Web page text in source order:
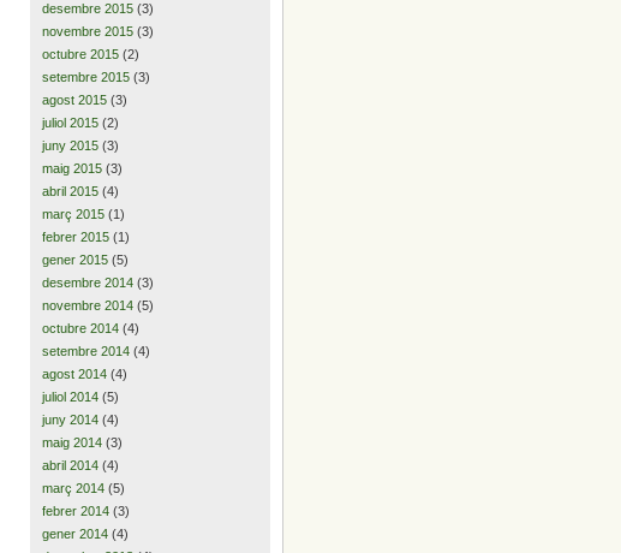
desembre 2015 (3)
novembre 2015 (3)
octubre 2015 (2)
setembre 2015 (3)
agost 2015 (3)
juliol 2015 (2)
juny 2015 (3)
maig 2015 (3)
abril 2015 (4)
març 2015 (1)
febrer 2015 (1)
gener 2015 (5)
desembre 2014 (3)
novembre 2014 (5)
octubre 2014 (4)
setembre 2014 (4)
agost 2014 (4)
juliol 2014 (5)
juny 2014 (4)
maig 2014 (3)
abril 2014 (4)
març 2014 (5)
febrer 2014 (3)
gener 2014 (4)